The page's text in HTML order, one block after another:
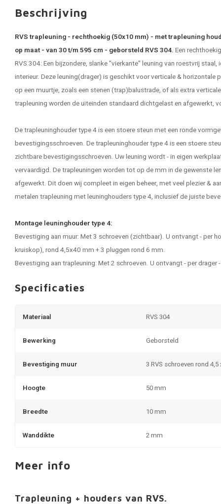
Beschrijving
RVS trapleuning - rechthoekig (50x10 mm) - met trapleuning
op maat - van 30 t/m 595 cm - geborsteld RVS 304. Een
RVS 304: Een bijzondere, slanke "vierkante" leuning van roestvrij
interieur. Deze leuning(drager) is geschikt voor verticale & horizontale
op een muurtje, zoals een stenen (trap)balustrade, of als extra
trapleuning worden de uiteinden standaard dichtgelast en afgewerkt,
De trapleuninghouder type 4 is een stoere steun met een ronde
bevestigingsschroeven. De trapleuninghouder type 4 is een stoere
zichtbare bevestigingsschroeven. Uw leuning wordt - in eigen
vervaardigd. Detrapleuningen worden tot op de mm in de gewenste
afgewerkt. Dit doen wij compleet in eigen beheer, met veel plezier &
metalen trapleuning met leuninghouders type 4, inclusief de juiste
Montage leuninghouder type 4:
Bevestiging aan muur: Met 3 schroeven (zichtbaar). U ontvangt - per
kruiskop), rond 4,5x40 mm + 3 pluggen rond 6 mm.
Bevestiging aan trapleuning: Met 2 schroeven. U ontvangt - per
Specificaties
Materiaal RVS 304
Bewerking Geborsteld
Bevestiging muur 3 RVS schroeven rond
Hoogte 50 mm
Breedte 10 mm
Wanddikte 2 mm
Meer info
Trapleuning + houders van RVS.